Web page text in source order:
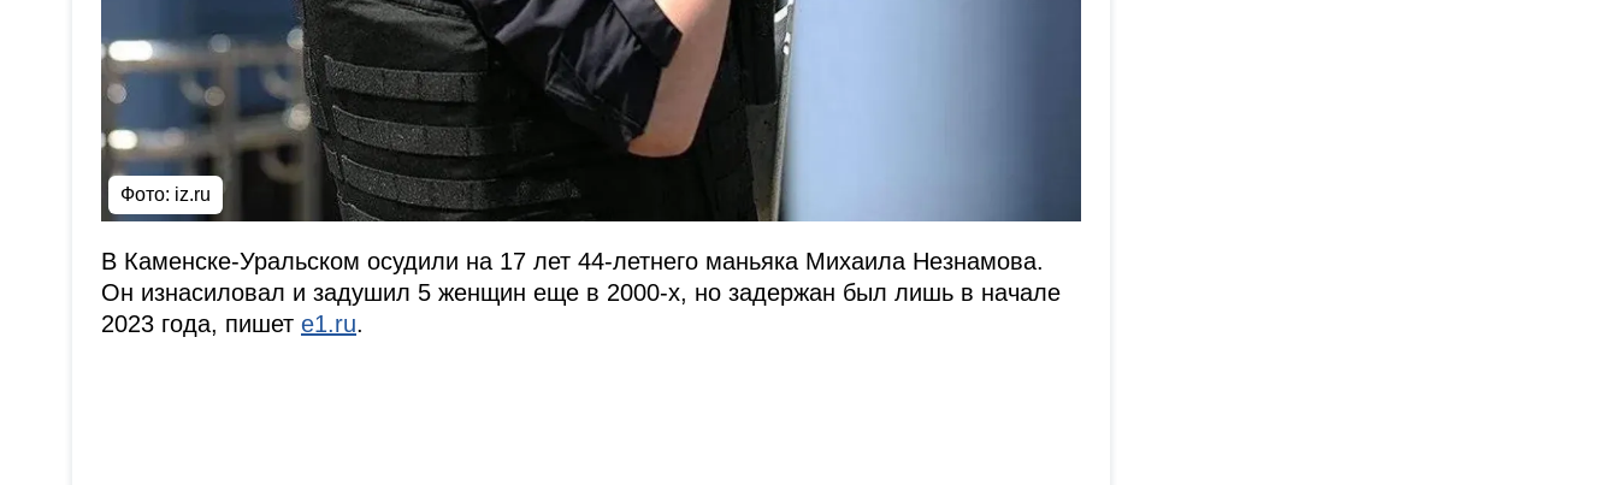
Фото: iz.ru
В Каменске-Уральском осудили на 17 лет 44-летнего маньяка Михаила Незнамова.
Он изнасиловал и задушил 5 женщин еще в 2000-х, но задержан был лишь в начале
2023 года, пишет e1.ru.